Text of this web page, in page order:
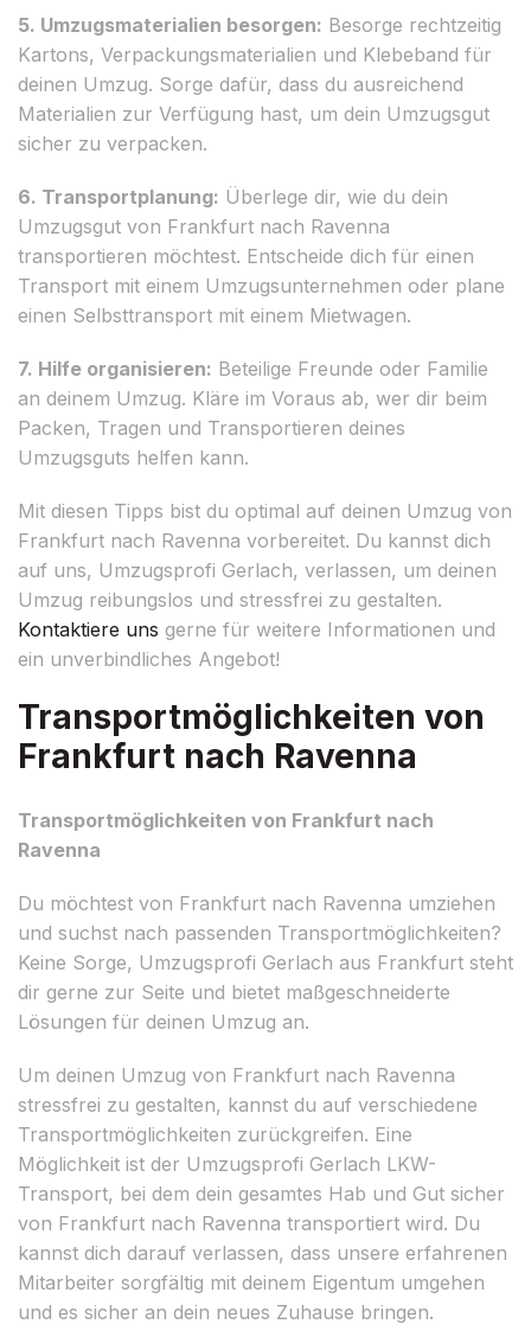
5. Umzugsmaterialien besorgen: Besorge rechtzeitig
Kartons, Verpackungsmaterialien und Klebeband für
deinen Umzug. Sorge dafür, dass du ausreichend
Materialien zur Verfügung hast, um dein Umzugsgut
sicher zu verpacken.
6. Transportplanung: Überlege dir, wie du dein
Umzugsgut von Frankfurt nach Ravenna
transportieren möchtest. Entscheide dich für einen
Transport mit einem Umzugsunternehmen oder plane
einen Selbsttransport mit einem Mietwagen.
7. Hilfe organisieren: Beteilige Freunde oder Familie
an deinem Umzug. Kläre im Voraus ab, wer dir beim
Packen, Tragen und Transportieren deines
Umzugsguts helfen kann.
Mit diesen Tipps bist du optimal auf deinen Umzug von
Frankfurt nach Ravenna vorbereitet. Du kannst dich
auf uns, Umzugsprofi Gerlach, verlassen, um deinen
Umzug reibungslos und stressfrei zu gestalten.
Kontaktiere uns gerne für weitere Informationen und
ein unverbindliches Angebot!
Transportmöglichkeiten von
Frankfurt nach Ravenna
Transportmöglichkeiten von Frankfurt nach
Ravenna
Du möchtest von Frankfurt nach Ravenna umziehen
und suchst nach passenden Transportmöglichkeiten?
Keine Sorge, Umzugsprofi Gerlach aus Frankfurt steht
dir gerne zur Seite und bietet maßgeschneiderte
Lösungen für deinen Umzug an.
Um deinen Umzug von Frankfurt nach Ravenna
stressfrei zu gestalten, kannst du auf verschiedene
Transportmöglichkeiten zurückgreifen. Eine
Möglichkeit ist der Umzugsprofi Gerlach LKW-
Transport, bei dem dein gesamtes Hab und Gut sicher
von Frankfurt nach Ravenna transportiert wird. Du
kannst dich darauf verlassen, dass unsere erfahrenen
Mitarbeiter sorgfältig mit deinem Eigentum umgehen
und es sicher an dein neues Zuhause bringen.